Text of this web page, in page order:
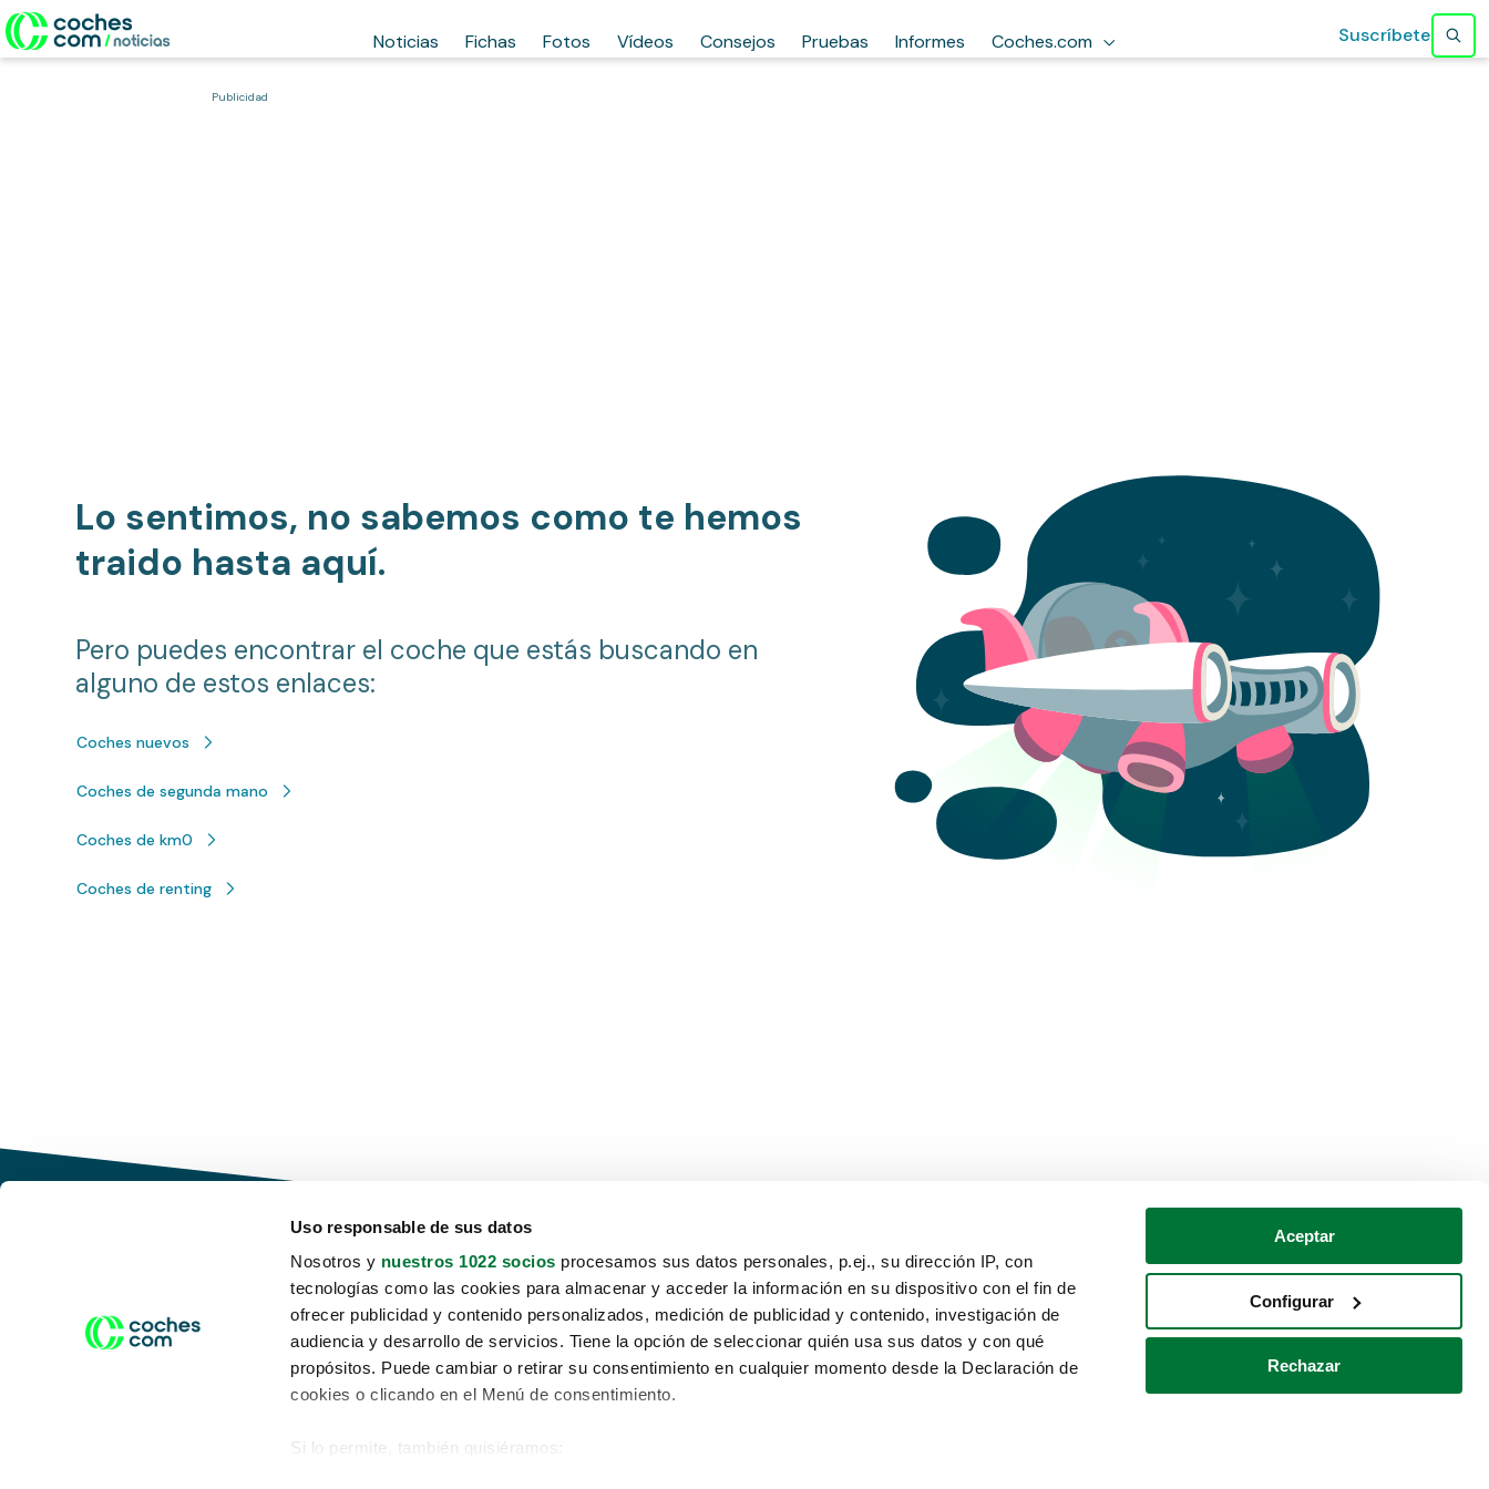
Uso responsable de sus datos
Nosotros y nuestros 1022 socios procesamos sus datos personales, p.ej., su dirección IP, con
tecnologías como las cookies para almacenar y acceder la información en su dispositivo con el fin de
ofrecer publicidad y contenido personalizados, medición de publicidad y contenido, investigación de
audiencia y desarrollo de servicios. Tiene la opción de seleccionar quién usa sus datos y con qué
propósitos. Puede cambiar o retirar su consentimiento en cualquier momento desde la Declaración de
cookies o clicando en el Menú de consentimiento.
Si lo permite, también quisiéramos:
Aceptar
Configurar
Rechazar
Noticias Fichas Fotos Vídeos Consejos Pruebas Informes Coches.com Suscríbete
Publicidad
Lo sentimos, no sabemos como te hemos
traido hasta aquí.
Pero puedes encontrar el coche que estás buscando en
alguno de estos enlaces:
Coches nuevos
Coches de segunda mano
Coches de km0
Coches de renting
Conduce tu futuro,
desata tu movilidad